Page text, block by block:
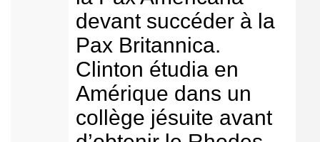
devant succéder à la
Pax Britannica.
Clinton étudia en
Amérique dans un
collège jésuite avant